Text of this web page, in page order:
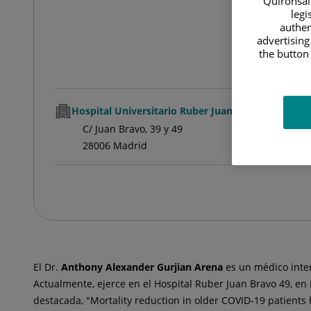
Hospital Universitario Ruber Juan Bravo
C/ Juan Bravo, 39 y 49
28006 Madrid
El Dr. Anthony Alexander Gurjian Arena es un médico
Actualmente, ejerce en el Hospital Ruber Juan Bravo 49,
destacada, "Mortality reduction in older COVID-19
the button